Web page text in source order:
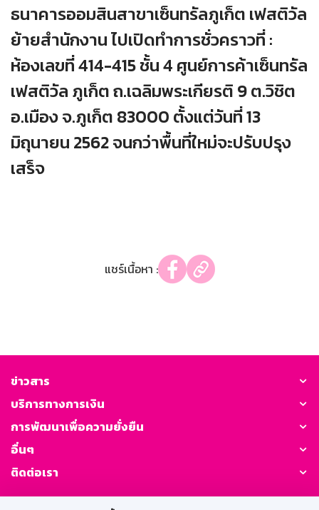
ธนาคารออมสินสาขาเซ็นทรัลภูเก็ต เฟสติวัล
ย้ายสำนักงาน ไปเปิดทำการชั่วคราวที่ :
ห้องเลขที่ 414-415 ชั้น 4 ศูนย์การค้าเซ็นทรัล
เฟสติวัล ภูเก็ต ถ.เฉลิมพระเกียรติ 9 ต.วิชิต
อ.เมือง จ.ภูเก็ต 83000 ตั้งแต่วันที่ 13
มิถุนายน 2562 จนกว่าพื้นที่ใหม่จะปรับปรุง
เสร็จ
แชร์เนื้อหา :
ข่าวสาร
บริการทางการเงิน
การพัฒนาเพื่อความยั่งยืน
อื่นๆ
ติดต่อเรา